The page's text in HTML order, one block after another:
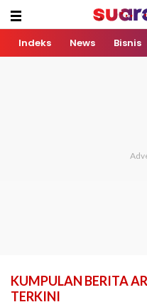
Indeks News Bisnis
KUMPULAN BERITA
TERKINI